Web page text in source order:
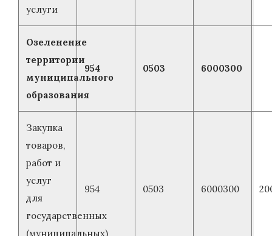
услуги
Озеленение
территории
муниципального
образования
954 0503 6000300
Закупка
товаров,
работ и
услуг
для
государственных
(муниципальных)
954 0503 6000300